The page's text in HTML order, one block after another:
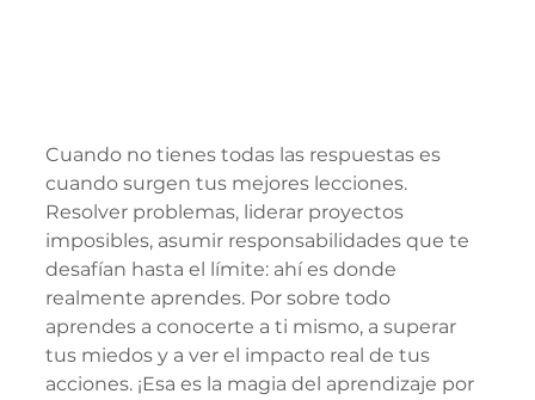
Cuando no tienes todas las respuestas es
cuando surgen tus mejores lecciones.
Resolver problemas, liderar proyectos
imposibles, asumir responsabilidades que te
desafían hasta el límite: ahí es donde
realmente aprendes. Por sobre todo
aprendes a conocerte a ti mismo, a superar
tus miedos y a ver el impacto real de tus
acciones. ¡Esa es la magia del aprendizaje por